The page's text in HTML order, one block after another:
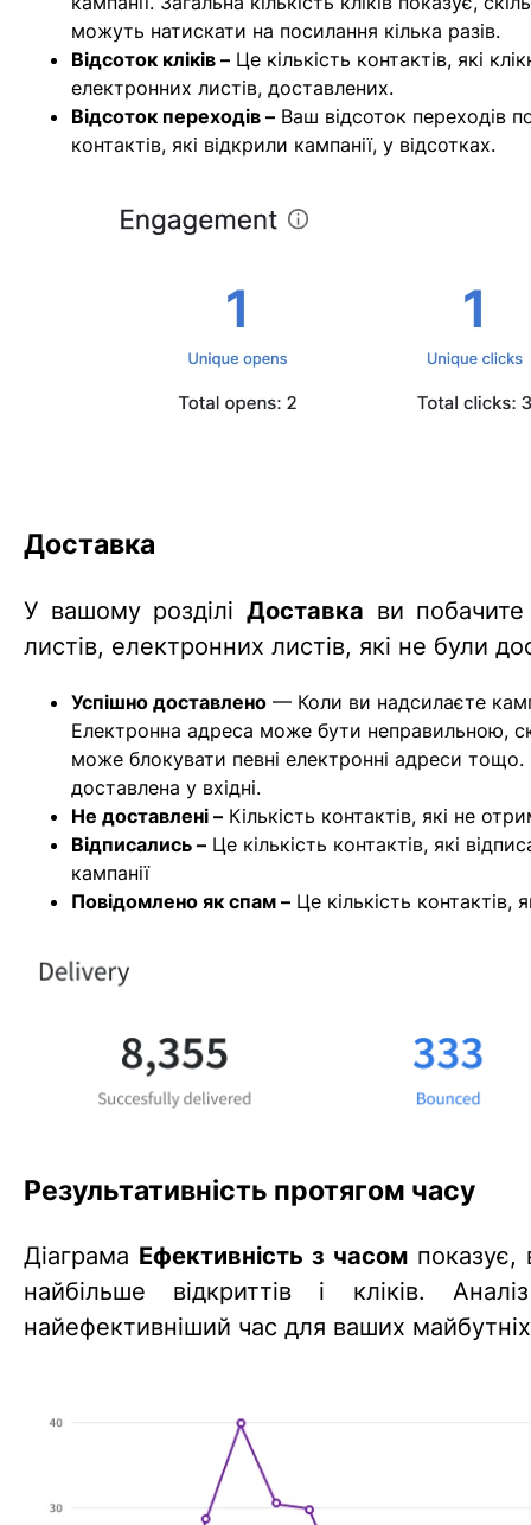
можуть натискати на посилання кілька разів.
Відсоток кліків – Це кількість контактів, які
електронних листів, доставлених.
Відсоток переходів – Ваш відсоток переходів
контактів, які відкрили кампанії, у відсотках.
Доставка
У вашому розділі Доставка ви
листів, електронних листів, які не були
Успішно доставлено — Коли ви надсилаєте
Електронна адреса може бути неправильною,
може блокувати певні електронні адреси тощо.
доставлена у вхідні.
Не доставлені – Кількість контактів, які не
Відписались – Це кількість контактів, які
кампанії
Повідомлено як спам – Це кількість
Результативність протягом часу
Діаграма Ефективність з часом показує,
найбільше відкриттів і кліків.
найефективніший час для ваших